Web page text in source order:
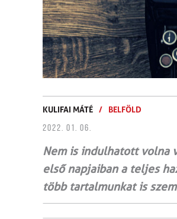
KULIFAI MÁTÉ / BELFÖLD
2022. 01. 06.
Nem is indulhatott volna
első napjaiban a teljes
több tartalmunkat is